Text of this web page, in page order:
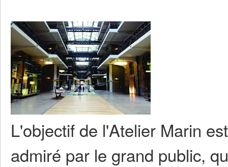
L'objectif de l'Atelier Marin
admiré par le grand public,